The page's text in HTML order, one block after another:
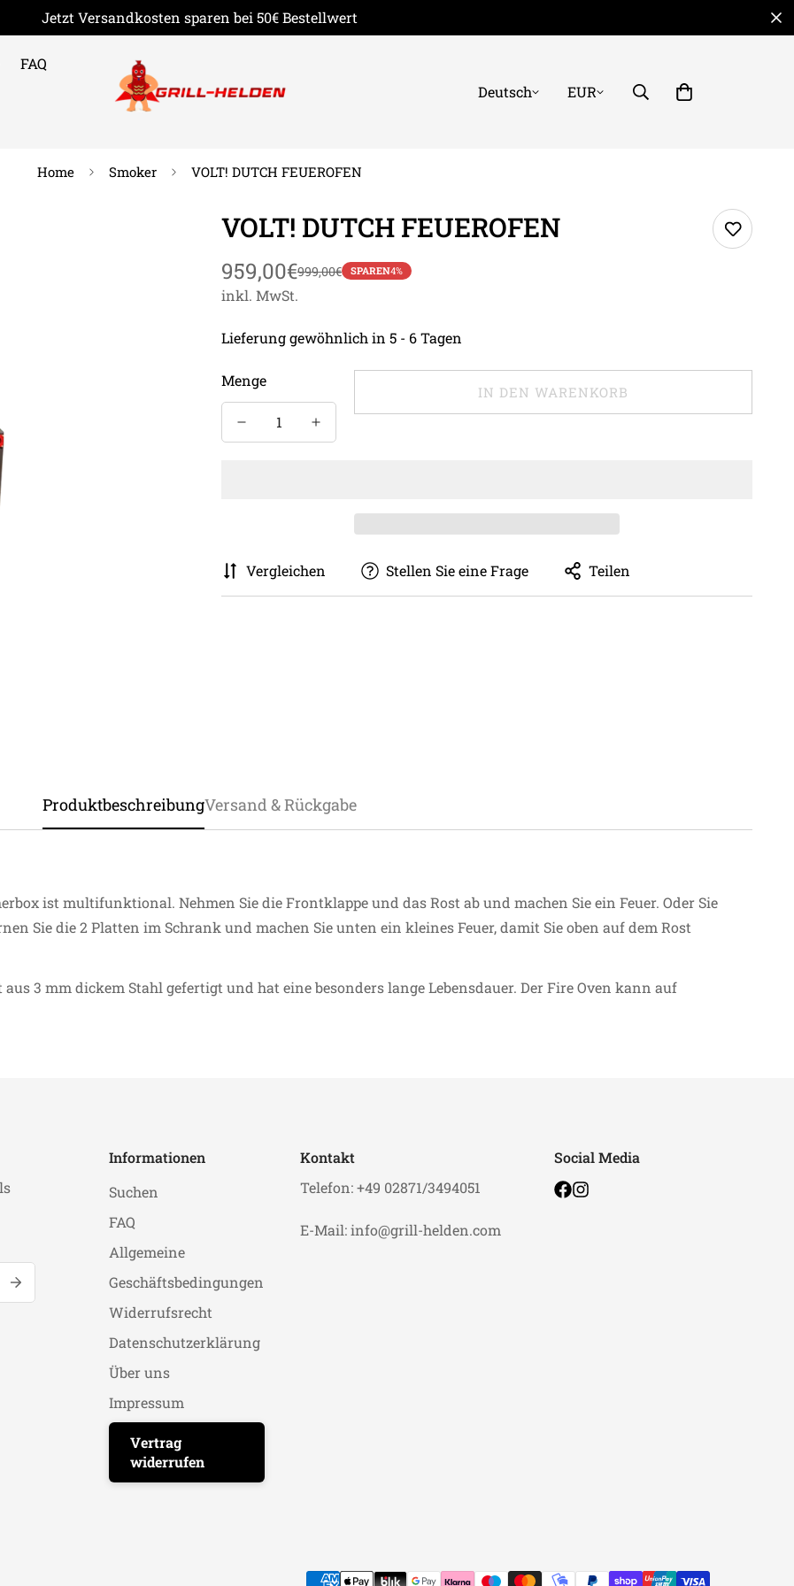
Jetzt Versandkosten sparen bei 50€ Bestellwert
FAQ
Deutsch EUR
Home Smoker VOLT! DUTCH FEUEROFEN
VOLT! DUTCH FEUEROFEN
Verkaufspreis
959,00€
Regulärer
Preis
999,00€ SPAREN4%
inkl. MwSt.
Lieferung gewöhnlich in 5 - 6 Tagen
Menge
IN DEN WARENKORB
Vergleichen Stellen Sie eine Frage Teilen
ProduktbeschreibungVersand & Rückgabe
ist multifunktional. Nehmen Sie die Frontklappe und das Rost ab und machen Sie ein Feuer. Oder Sie
Sie die 2 Platten im Schrank und machen Sie unten ein kleines Feuer, damit Sie oben auf dem Rost
3 mm dickem Stahl gefertigt und hat eine besonders lange Lebensdauer. Der Fire Oven kann auf
Informationen
Suchen
FAQ
Allgemeine
Geschäftsbedingungen
Widerrufsrecht
Datenschutzerklärung
Über uns
Impressum
Vertrag
widerrufen
Kontakt
Telefon: +49 02871/3494051
E-Mail: info@grill-helden.com
Social Media